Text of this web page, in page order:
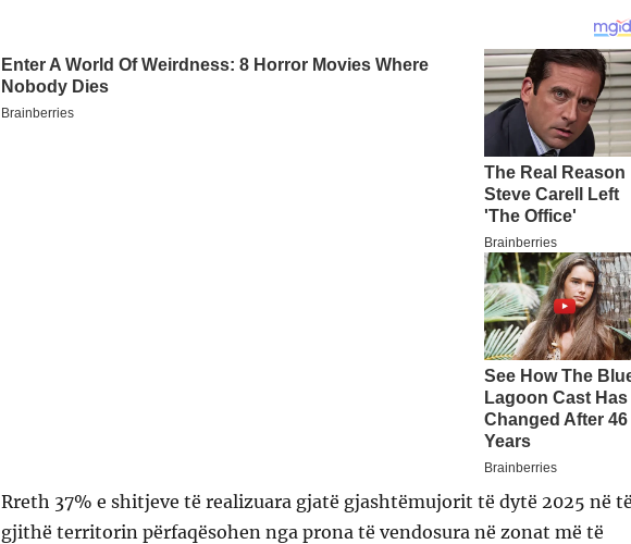
Rreth 37% e shitjeve të realizuara gjatë gjashtëmujorit të dytë 2025 në të
gjithë territorin përfaqësohen nga prona të vendosura në zonat më të